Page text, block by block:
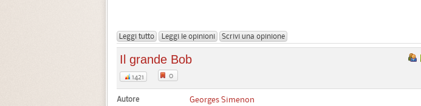
Leggi tutto Leggi le opinioni Scrivi una opinione
Il grande Bob
1421 0
Autore Georges Simenon